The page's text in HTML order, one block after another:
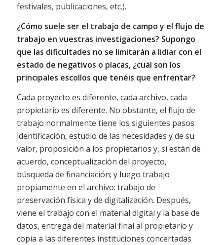
festivales, publicaciones, etc.).
¿Cómo suele ser el trabajo de campo y el flujo de
trabajo en vuestras investigaciones? Supongo
que las dificultades no se limitarán a lidiar con el
estado de negativos o placas, ¿cuál son los
principales escollos que tenéis que enfrentar?
Cada proyecto es diferente, cada archivo, cada
propietario es diferente. No obstante, el flujo de
trabajo normalmente tiene los siguientes pasos:
identificación, estudio de las necesidades y de su
valor, proposición a los propietarios y, si están de
acuerdo, conceptualización del proyecto,
búsqueda de financiación; y luego trabajo
propiamente en el archivo: trabajo de
preservación física y de digitalización. Después,
viene el trabajo con el material digital y la base de
datos, entrega del material final al propietario y
copia a las diferentes instituciones concertadas